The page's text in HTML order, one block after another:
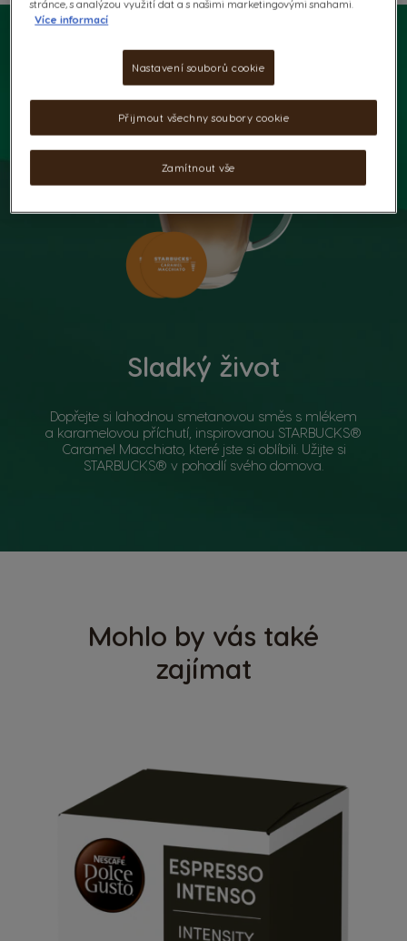
Sladký život
Dopřejte si lahodnou smetanovou směs s mlékem
a karamelovou příchutí, inspirovanou STARBUCKS®
Caramel Macchiato, které jste si oblíbili. Užijte si
STARBUCKS® v pohodlí svého domova.
Mohlo by vás také
zajímat
stránce, s analýzou využití dat a s našimi marketingovými snahami.
Více informací
Nastavení souborů cookie
Zamítnout vše
Přijmout všechny soubory cookie